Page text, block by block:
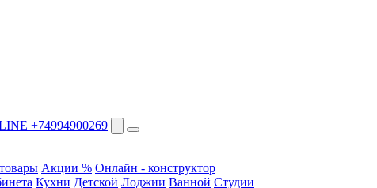
+74994900269
Акции % Онлайн - конструктор
Кухни Детской Лоджии Ванной Студии